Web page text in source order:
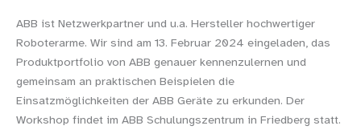
ABB ist Netzwerkpartner und u.a. Hersteller hochwertiger
Roboterarme. Wir sind am 13. Februar 2024 eingeladen, das
Produktportfolio von ABB genauer kennenzulernen und
gemeinsam an praktischen Beispielen die
Einsatzmöglichkeiten der ABB Geräte zu erkunden. Der
Workshop findet im ABB Schulungszentrum in Friedberg statt.